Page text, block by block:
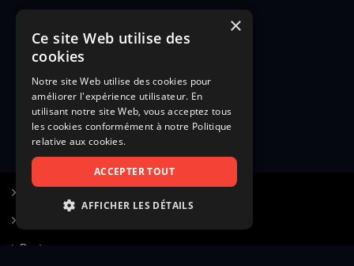
Poster une annonce
×
Ce site Web utilise des
cookies
Notre site Web utilise des cookies pour
améliorer l'expérience utilisateur. En
utilisant notre site Web, vous acceptez tous
les cookies conformément à notre Politique
relative aux cookies.
ACCEPTER TOUT
AFFICHER LES DÉTAILS